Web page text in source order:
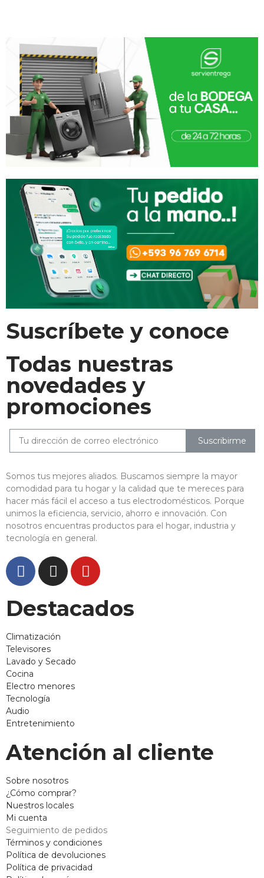
Suscríbete y conoce
Todas nuestras
novedades y
promociones
Suscribirme
Somos tus mejores aliados. Buscamos siempre la mayor
comodidad para tu hogar y la calidad que te mereces para
hacer más fácil el acceso a tus electrodomésticos. Porque
unimos la eficiencia, servicio, ahorro e innovación. Con
nosotros encuentras productos para el hogar, industria y
tecnología en general.
Destacados
Climatización
Televisores
Lavado y Secado
Cocina
Electro menores
Tecnología
Audio
Entretenimiento
Atención al cliente
Sobre nosotros
¿Cómo comprar?
Nuestros locales
Mi cuenta
Seguimiento de pedidos
Términos y condiciones
Política de devoluciones
Política de privacidad